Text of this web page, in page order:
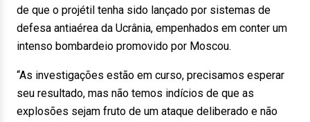
de que o projétil tenha sido lançado por sistemas de
defesa antiaérea da Ucrânia, empenhados em conter um
intenso bombardeio promovido por Moscou.
“As investigações estão em curso, precisamos esperar
seu resultado, mas não temos indícios de que as
explosões sejam fruto de um ataque deliberado e não